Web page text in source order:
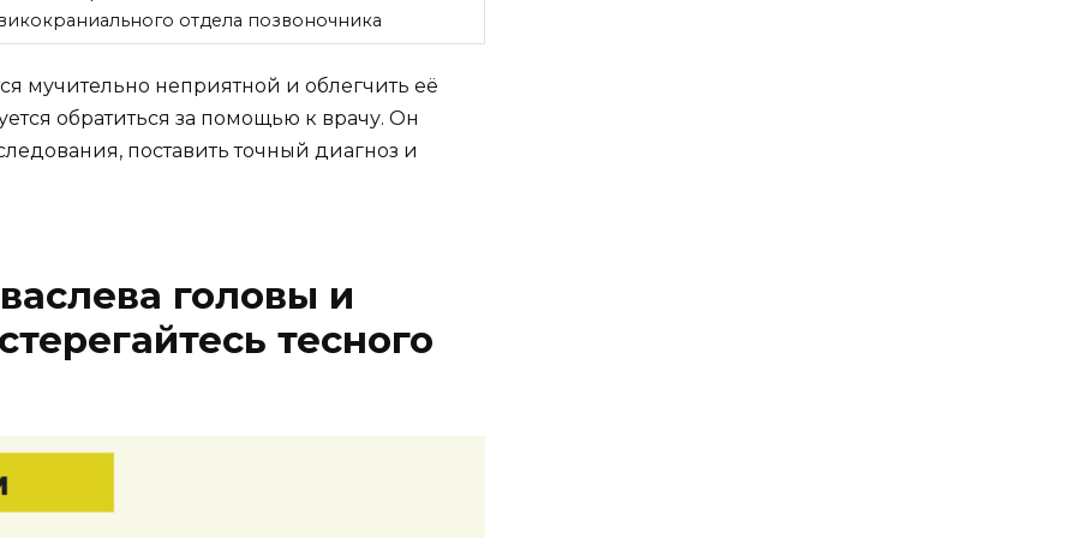
отдела позвоночника
мучительно неприятной и облегчить её
обратиться за помощью к врачу. Он
поставить точный диагноз и
головы и
тесного